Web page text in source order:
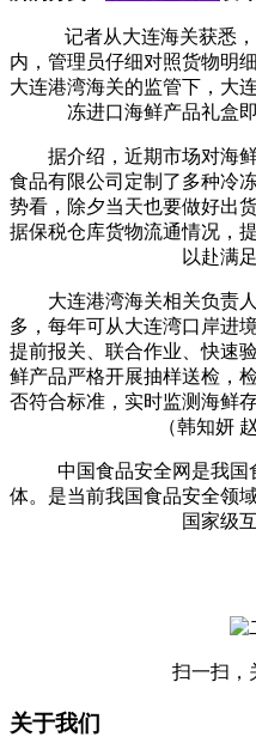
记者从大连海关获悉，
内，管理员仔细对照货物明
大连港湾海关的监管下，大
冻进口海鲜产品礼盒
据介绍，近期市场对海鲜
食品有限公司定制了多种冷
势看，除夕当天也要做好出
据保税仓库货物流通情况，
以赴满
大连港湾海关相关负责人
多，每年可从大连湾口岸进
提前报关、联合作业、快速
鲜产品严格开展抽样送检，
否符合标准，实时监测海鲜
（韩知妍
中国食品安全网是我国
体。是当前我国食品安全领
国家级
扫一扫，
关于我们